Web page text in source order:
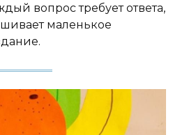
вопрос требует ответа,
маленькое